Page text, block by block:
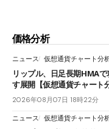
価格分析
ニュース 仮想通貨チャート分
リップル、日足長期HMA
す展開【仮想通貨チャート
2026年08月07日 18時22分
ニュース 仮想通貨チャート分